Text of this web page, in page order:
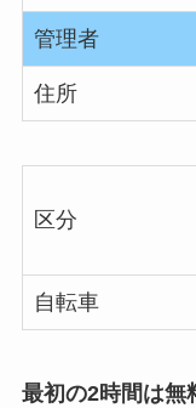
管理者
住所
区分
自転車
最初の2時間は無